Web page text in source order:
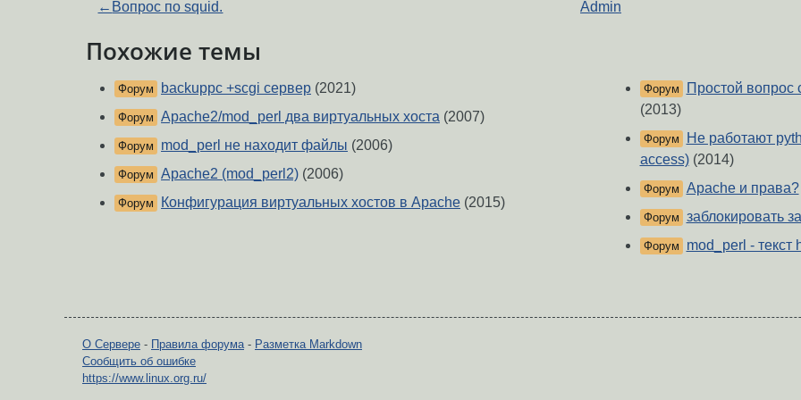
← Вопрос по squid. Admin
Похожие темы
Форум backuppc +scgi сервер (2021)
Форум Apache2/mod_perl два виртуальных хоста (2007)
Форум mod_perl не находит файлы (2006)
Форум Apache2 (mod_perl2) (2006)
Форум Конфигурация виртуальных хостов в Apache (2015)
Форум
Простой вопрос
(2013)
Форум
Не работают
access)(2014)
Форум Apache и права?
Форум заблокировать
Форум mod_perl - текст
О Сервере - Правила форума- Разметка Markdown
Сообщить об ошибке
https://www.linux.org.ru/